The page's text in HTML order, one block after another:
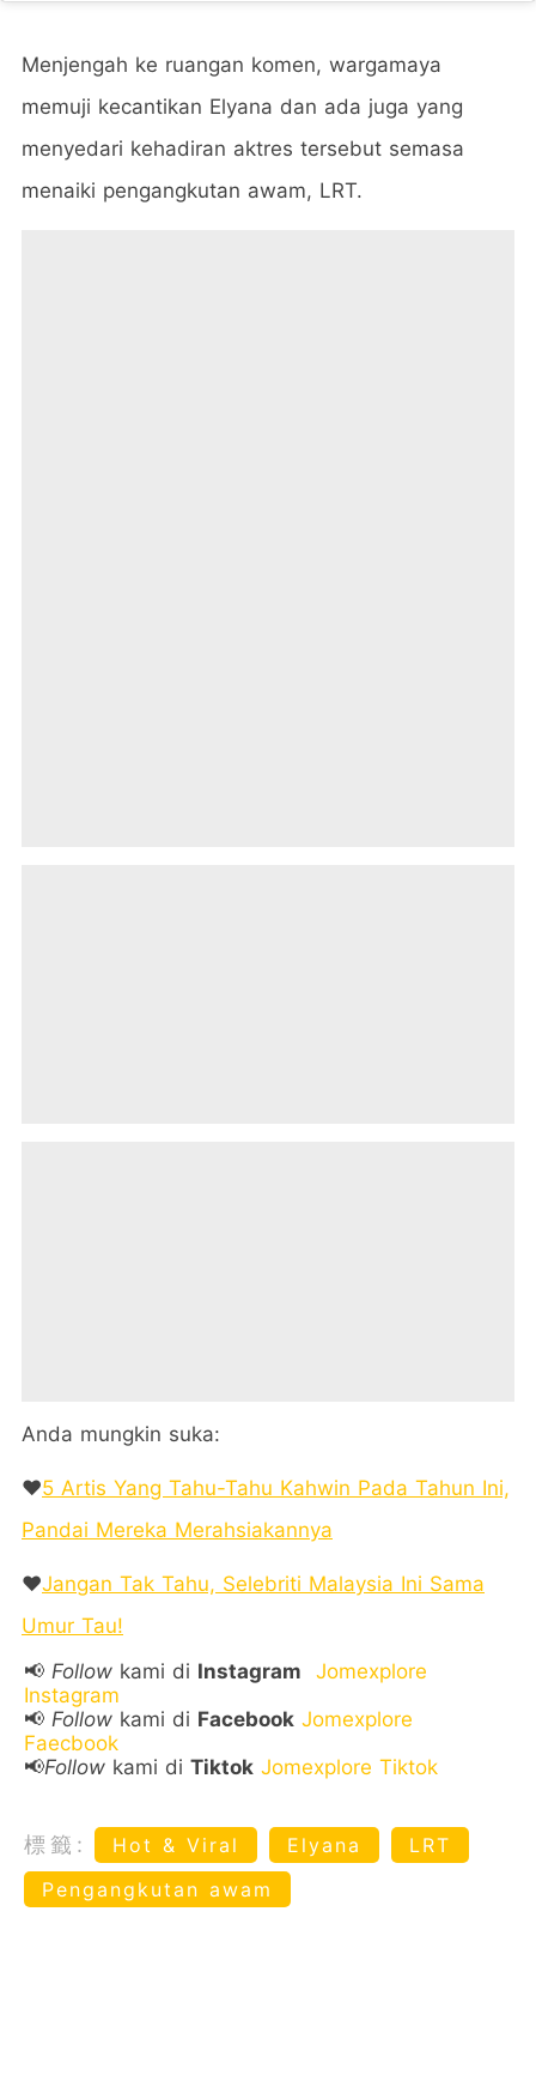
Menjengah ke ruangan komen, wargamaya
memuji kecantikan Elyana dan ada juga yang
menyedari kehadiran aktres tersebut semasa
menaiki pengangkutan awam, LRT.
Anda mungkin suka:
❤️5 Artis Yang Tahu-Tahu Kahwin Pada Tahun Ini,
Pandai Mereka Merahsiakannya
❤️Jangan Tak Tahu, Selebriti Malaysia Ini Sama
Umur Tau!
📢 Follow kami di Instagram
Jomexplore
Instagram
📢 Follow kami di Facebook Jomexplore
Faecbook
📢Follow kami di Tiktok Jomexplore Tiktok
標籤: Hot & Viral Elyana
LRT
Pengangkutan awam